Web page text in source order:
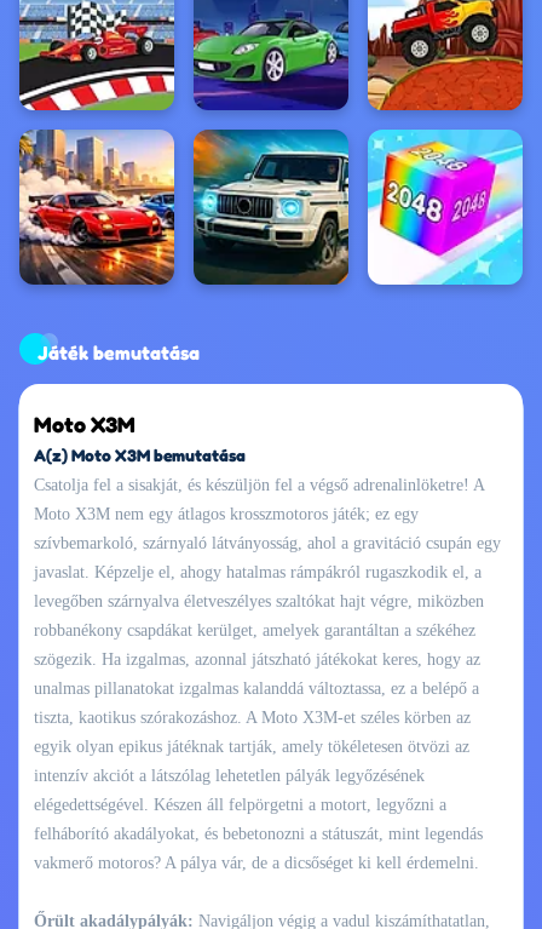
Játék bemutatása
Moto X3M
A(z) Moto X3M bemutatása
Csatolja fel a sisakját, és készüljön fel a végső adrenalinlöketre! A
Moto X3M nem egy átlagos krosszmotoros játék; ez egy
szívbemarkoló, szárnyaló látványosság, ahol a gravitáció csupán egy
javaslat. Képzelje el, ahogy hatalmas rámpákról rugaszkodik el, a
levegőben szárnyalva életveszélyes szaltókat hajt végre, miközben
robbanékony csapdákat kerülget, amelyek garantáltan a székéhez
szögezik. Ha izgalmas, azonnal játszható játékokat keres, hogy az
unalmas pillanatokat izgalmas kalanddá változtassa, ez a belépő a
tiszta, kaotikus szórakozáshoz. A Moto X3M-et széles körben az
egyik olyan epikus játéknak tartják, amely tökéletesen ötvözi az
intenzív akciót a látszólag lehetetlen pályák legyőzésének
elégedettségével. Készen áll felpörgetni a motort, legyőzni a
felháborító akadályokat, és bebetonozni a státuszát, mint legendás
vakmerő motoros? A pálya vár, de a dicsőséget ki kell érdemelni.
Őrült akadálypályák: Navigáljon végig a vadul kiszámíthatatlan,